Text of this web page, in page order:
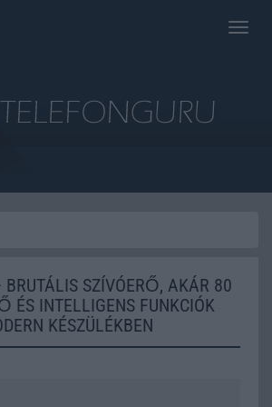
Toggle
SZÍVÓERŐ, AKÁR 80
ÉS INTELLIGENS FUNKCIÓK
KÉSZÜLÉKBEN